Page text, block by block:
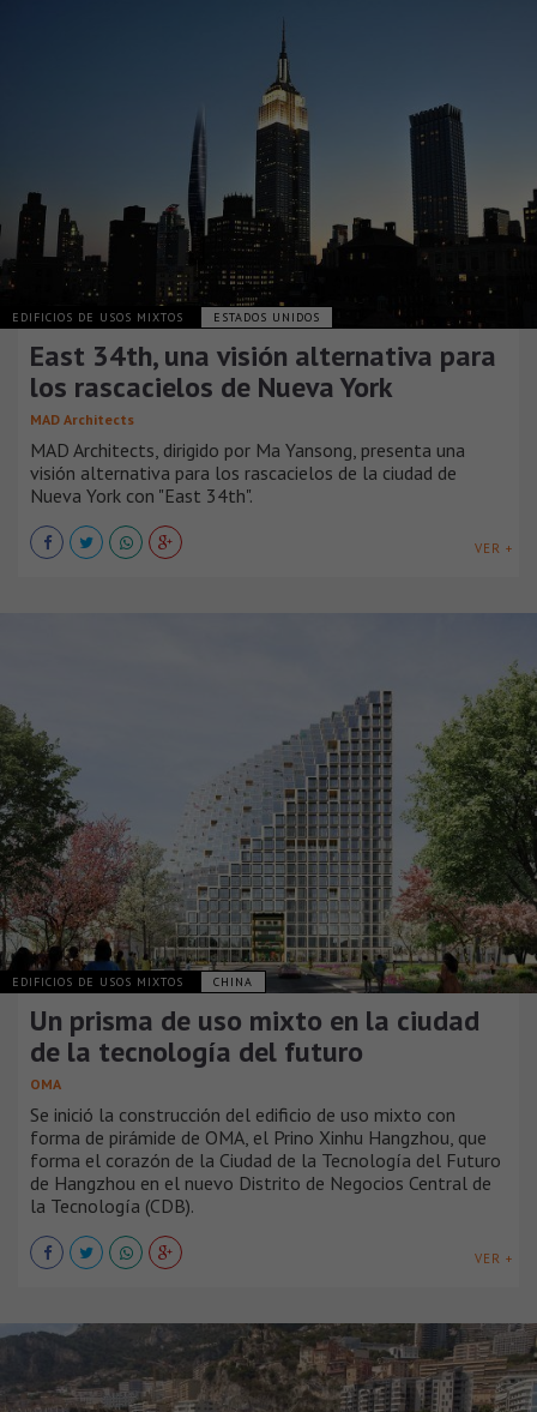
EDIFICIOS DE USOS MIXTOS ESTADOS UNIDOS
East 34th, una visión alternativa para
los rascacielos de Nueva York
MAD Architects
MAD Architects, dirigido por Ma Yansong, presenta una
visión alternativa para los rascacielos de la ciudad de
Nueva York con "East 34th".
VER +
EDIFICIOS DE USOS MIXTOS CHINA
Un prisma de uso mixto en la ciudad
de la tecnología del futuro
OMA
Se inició la construcción del edificio de uso mixto con
forma de pirámide de OMA, el Prino Xinhu Hangzhou, que
forma el corazón de la Ciudad de la Tecnología del Futuro
de Hangzhou en el nuevo Distrito de Negocios Central de
la Tecnología (CDB).
VER +